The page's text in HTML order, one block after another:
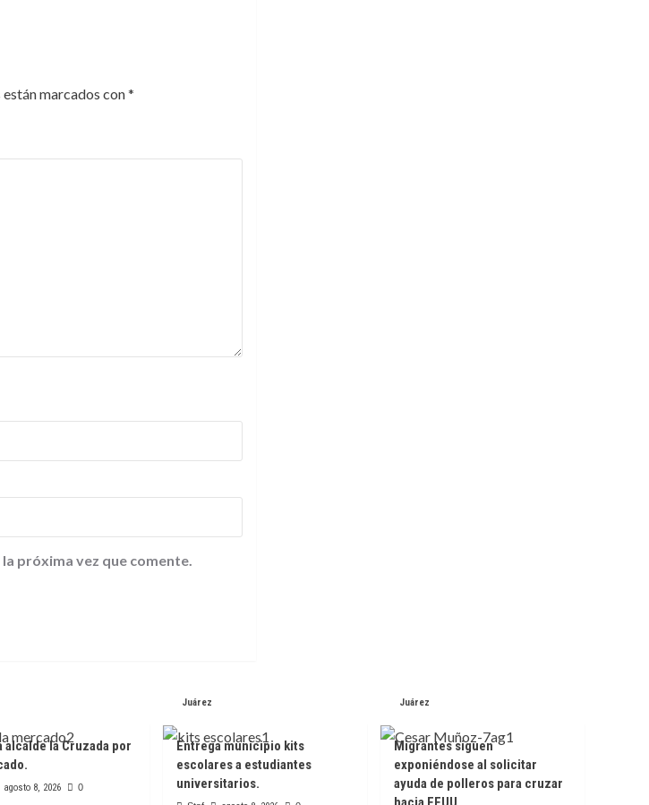
marcados con*
próxima vez que comente.
alcalde la Cruzada por
agosto 8, 2026 0
Juárez
Entrega municipio kits
escolares a estudiantes
universitarios.
Juárez
Migrantes siguen
exponiéndose al solicitar
ayuda de polleros para cruzar